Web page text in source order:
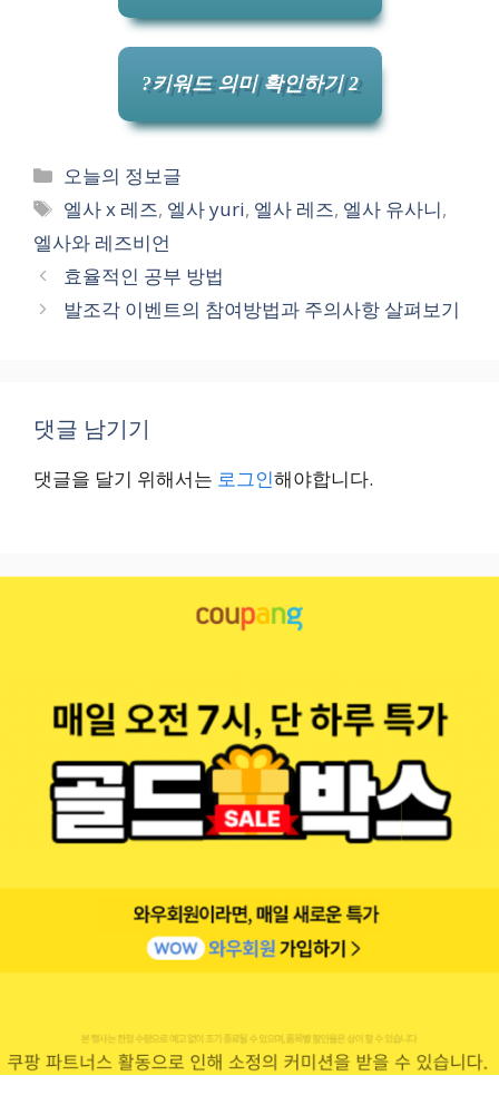
?키워드 의미 확인하기 2
카
테
리
오늘의 정보글
태
그
엘사 x 레즈, 엘사 yuri, 엘사 레즈, 엘사 유사니,
엘사와 레즈비언
효율적인 공부 방법
발조각 이벤트의 참여방법과 주의사항 살펴보기
댓글 남기기
댓글을 달기 위해서는 로그인해야합니다.